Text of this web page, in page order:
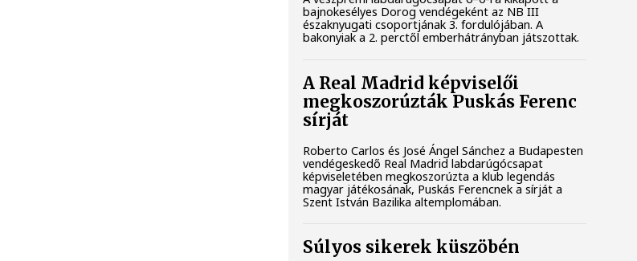
bajnokesélyes Dorog vendégeként az NB III
északnyugati csoportjának 3. fordulójában. A
bakonyiak a 2. perctől emberhátrányban játszottak.
A Real Madrid képviselői
megkoszorúzták Puskás Ferenc
sírját
Roberto Carlos és José Ángel Sánchez a Budapesten
vendégeskedő Real Madrid labdarúgócsapat
képviseletében megkoszorúzta a klub legendás
magyar játékosának, Puskás Ferencnek a sírját a
Szent István Bazilika altemplomában.
Súlyos sikerek küszöbén